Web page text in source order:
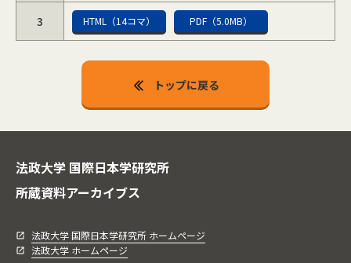
3 HTML（14コマ） PDF（5.0MB）
トップに戻る
法政大学 国際日本学研究所
所蔵資料アーカイブス
法政大学 国際日本学研究所 ホームページ
法政大学 ホームページ